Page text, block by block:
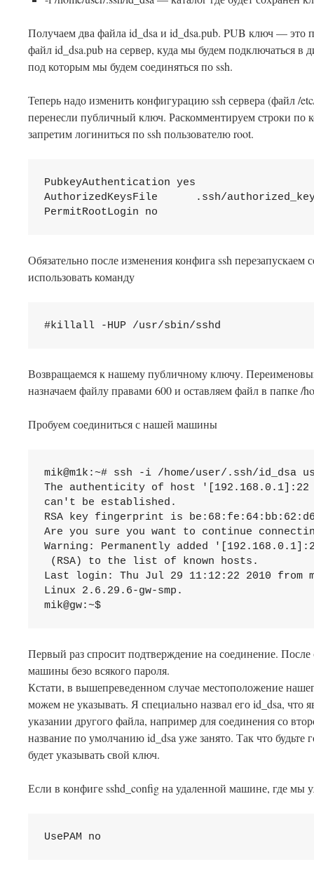
Получаем два файла id_dsa и id_dsa.pub. PUB ключ — это
файл id_dsa.pub на сервер, куда мы будем подключаться в
под которым мы будем соединяться по ssh.
Теперь надо изменить конфигурацию ssh сервера (файл /
перенесли публичный ключ. Раскомментируем строки по
запретим логиниться по ssh пользователю root.
PubkeyAuthentication yes
AuthorizedKeysFile      .ssh/
Обязательно после изменения конфига ssh
использовать команду
Возвращаемся к нашему публичному ключу.
назначаем файлу правами 600 и оставляем файл в папке /
Пробуем соединиться с нашей машины
mik@m1k:~# ssh -i /home/user/.ssh/id_dsa
The authenticity of host
can't be established.
RSA key fingerprint is
Are you sure you want to continue
Warning: Permanently added
(RSA) to the list of known hosts.
Last login: Thu Jul 29 11:12:22 2010 from
Linux 2.6.29.6-gw-smp.
mik@gw:~$
Первый раз спросит подтверждение на соединение.
машины безо всякого пароля.
Кстати, в вышепреведенном случае местоположение
можем не указывать. Я специально назвал его id_dsa, что
указании другого файла, например для соединения со
название по умолчанию id_dsa уже занято. Так что будьте
будет указывать свой ключ.
Если в конфиге sshd_config на удаленной машине, где мы